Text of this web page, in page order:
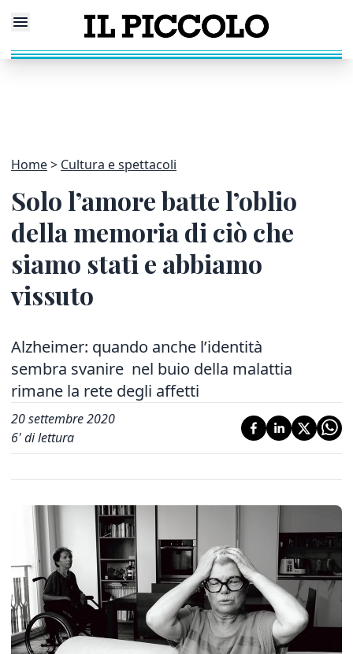
Home Cultura e spettacoli
Solo l’amore batte l’oblio
della memoria di ciò che
siamo stati e abbiamo
vissuto
Alzheimer: quando anche l’identità
sembra svanire nel buio della malattia
rimane la rete degli affetti
20 settembre 2020
6' di lettura